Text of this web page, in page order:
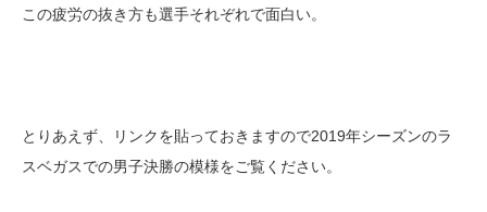
この疲労の抜き方も選手それぞれで面白い。
とりあえず、リンクを貼っておきますので2019年シーズンのラ
スベガスでの男子決勝の模様をご覧ください。